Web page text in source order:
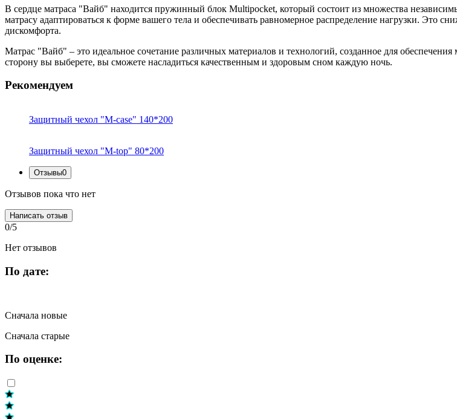
В сердце матраса "Вайб" находится пружинный блок Multipocket, который состоит из множества
матрасу адаптироваться к форме вашего тела и обеспечивать равномерное распределение нагрузки. Это
дискомфорта.
Матрас "Вайб" – это идеальное сочетание различных материалов и технологий, созданное для
сторону вы выберете, вы сможете насладиться качественным и здоровым сном каждую ночь.
Рекомендуем
Защитный чехол "M-case" 140*200
Защитный чехол "M-top" 80*200
Отзывы0
Отзывов пока что нет
Написать отзыв
0/5
Нет отзывов
По дате:
Сначала новые
Сначала старые
По оценке: